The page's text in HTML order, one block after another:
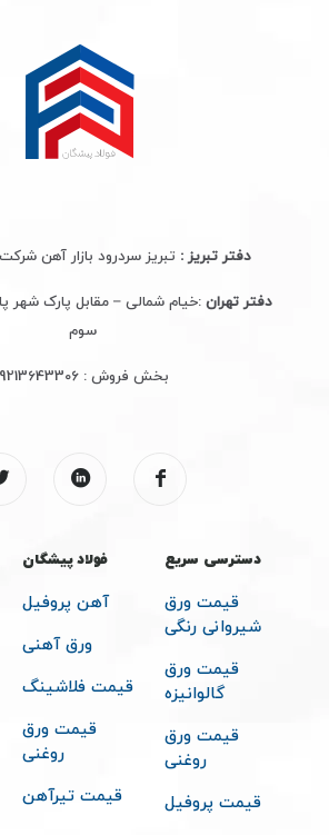
دفتر تبریز : تبریز سردرود بازار آهن
دفتر تهران :خیام شمالی – مقابل پارک شهر
سوم
بخش فروش :
دسترسی سریع
قیمت ورق
شیروانی رنگی
قیمت ورق
گالوانیزه
قیمت ورق
روغنی
قیمت پروفیل
فولاد پیشگان
آهن پروفیل
ورق آهنی
قیمت فلاشینگ
قیمت ورق
روغنی
قیمت تیرآهن